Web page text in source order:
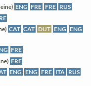
ENG FRE FRE RUS
CAT CAT DUT ENG ENG
FRE
FRE
ENG ENG FRE ITA RUS